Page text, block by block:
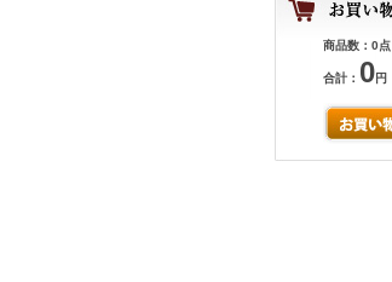
商品数：0点
合計： 0円